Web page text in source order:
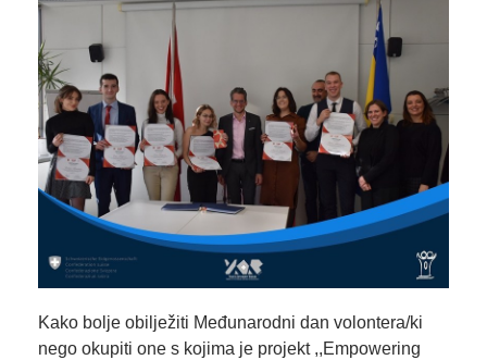
Kako bolje obilježiti Međunarodni dan volontera/ki
nego okupiti one s kojima je projekt ,,Empowering